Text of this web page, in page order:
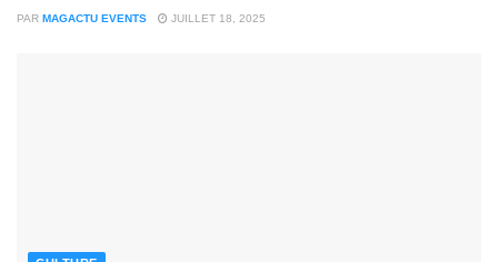
PAR MAGACTU EVENTS JUILLET 18, 2025